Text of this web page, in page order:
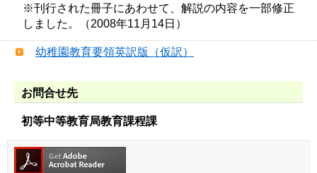
※刊行された冊子にあわせて、解説の内容を一部修正
しました。（2008年11月14日）
幼稚園教育要領英訳版（仮訳）
お問合せ先
初等中等教育局教育課程課